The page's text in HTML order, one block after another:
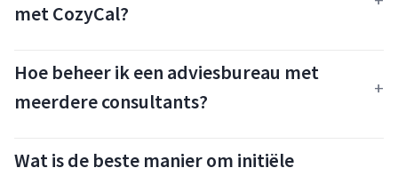
met CozyCal?
Hoe beheer ik een adviesbureau met
meerdere consultants?
Wat is de beste manier om initiële